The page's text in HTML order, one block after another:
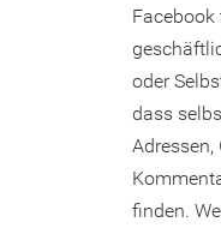
oder
dass
Adressen,
finden.